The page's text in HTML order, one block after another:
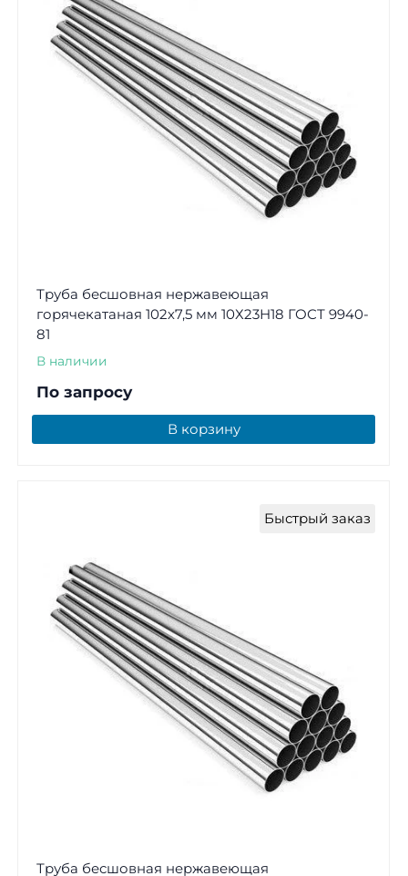
Труба бесшовная нержавеющая
горячекатаная 102х7,5 мм 10Х23Н18 ГОСТ 9940-
81
В наличии
По запросу
В корзину
Быстрый заказ
Труба бесшовная нержавеющая